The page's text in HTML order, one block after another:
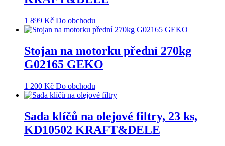
1 899 Kč Do obchodu
Stojan na motorku přední 270kg
G02165 GEKO
1 200 Kč Do obchodu
Sada klíčů na olejové filtry, 23 ks,
KD10502 KRAFT&DELE